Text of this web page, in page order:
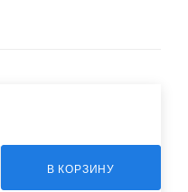
В КОРЗИНУ